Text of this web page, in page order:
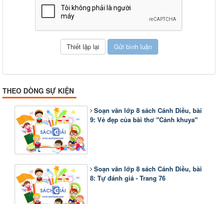
THEO DÒNG SỰ KIỆN
Soạn văn lớp 8 sách Cánh Diều, bài
9: Vẻ đẹp của bài thơ "Cảnh khuya"
Soạn văn lớp 8 sách Cánh Diều, bài
8: Tự đánh giá - Trang 76